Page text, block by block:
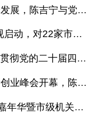
锚定“十五五”上海经济社会发展，陈吉宁与党外人士专题协商座谈
十二届上海市委第七轮巡视启动，对22家市管单位开展常规巡视
上海市第1期领导干部学习贯彻党的二十届四中全会精神专题研讨班开班，陈吉宁作专题报告
第五届“海聚英才”全球创新创业峰会开幕，陈吉宁出席并启动新一届大赛
永远跟党走·上海城市徒步嘉年华暨市级机关运动会开幕